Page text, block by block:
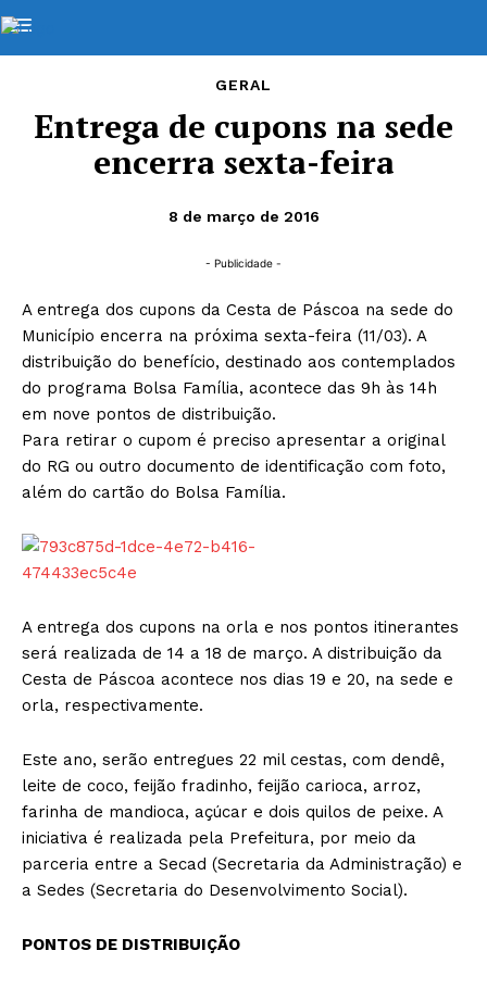
GERAL
Entrega de cupons na sede
encerra sexta-feira
8 de março de 2016
- Publicidade -
A entrega dos cupons da Cesta de Páscoa na sede do
Município encerra na próxima sexta-feira (11/03). A
distribuição do benefício, destinado aos contemplados
do programa Bolsa Família, acontece das 9h às 14h
em nove pontos de distribuição.
Para retirar o cupom é preciso apresentar a original
do RG ou outro documento de identificação com foto,
além do cartão do Bolsa Família.
A entrega dos cupons na orla e nos pontos itinerantes
será realizada de 14 a 18 de março. A distribuição da
Cesta de Páscoa acontece nos dias 19 e 20, na sede e
orla, respectivamente.
Este ano, serão entregues 22 mil cestas, com dendê,
leite de coco, feijão fradinho, feijão carioca, arroz,
farinha de mandioca, açúcar e dois quilos de peixe. A
iniciativa é realizada pela Prefeitura, por meio da
parceria entre a Secad (Secretaria da Administração) e
a Sedes (Secretaria do Desenvolvimento Social).
PONTOS DE DISTRIBUIÇÃO